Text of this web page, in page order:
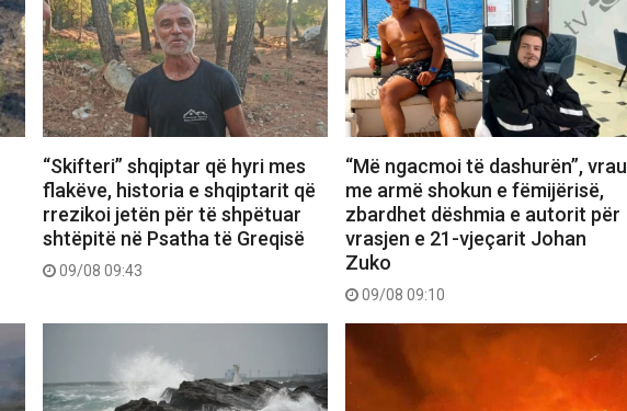
“Skifteri” shqiptar që hyri mes
flakëve, historia e shqiptarit që
rrezikoi jetën për të shpëtuar
shtëpitë në Psatha të Greqisë
09/08 09:43
“Më ngacmoi të dashurën”, vrau
me armë shokun e fëmijërisë,
zbardhet dëshmia e autorit për
vrasjen e 21-vjeçarit Johan
Zuko
09/08 09:10